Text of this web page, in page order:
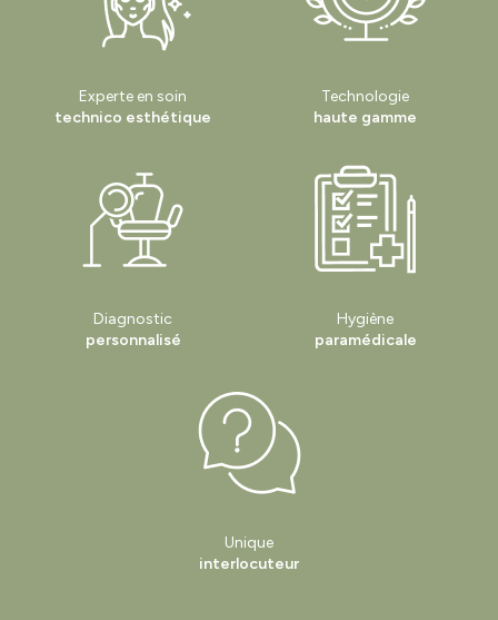
Experte en soin
technico esthétique
Technologie
haute gamme
Diagnostic
personnalisé
Hygiène
paramédicale
Unique
interlocuteur